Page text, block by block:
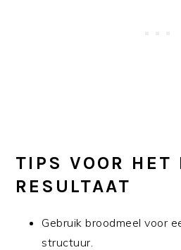
TIPS VOOR HET
RESULTAAT
Gebruik broodmeel voor
structuur.